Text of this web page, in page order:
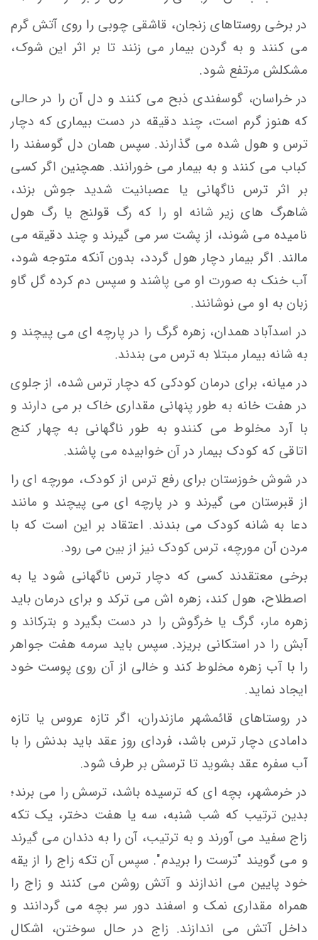
در برخی روستاهای زنجان، قاشقی چوبی را روی آتش گرم
می کنند و به گردن بیمار می زنند تا بر اثر این شوک،
مشکلش مرتفع شود.
در خراسان، گوسفندی ذبح می کنند و دل آن را در حالی
که هنوز گرم است، چند دقیقه در دست بیماری که دچار
ترس و هول شده می گذارند. سپس همان دل گوسفند را
کباب می کنند و به بیمار می خورانند. همچنین اگر کسی
بر اثر ترس ناگهانی یا عصبانیت شدید جوش بزند،
شاهرگ های زیر شانه او را که رگ قولنج یا رگ هول
نامیده می شوند، از پشت سر می گیرند و چند دقیقه می
مالند. اگر بیمار دچار هول گردد، بدون آنکه متوجه شود،
آب خنک به صورت او می پاشند و سپس دم کرده گل گاو
زبان به او می نوشانند.
در اسدآباد همدان، زهره گرگ را در پارچه ای می پیچند و
به شانه بیمار مبتلا به ترس می بندند.
در میانه، برای درمان کودکی که دچار ترس شده، از جلوی
در هفت خانه به طور پنهانی مقداری خاک بر می دارند و
با آرد مخلوط می کنندو به طور ناگهانی به چهار کنج
اتاقی که کودک بیمار در آن خوابیده می پاشند.
در شوش خوزستان برای رفع ترس از کودک، مورچه ای را
از قبرستان می گیرند و در پارچه ای می پیچند و مانند
دعا به شانه کودک می بندند. اعتقاد بر این است که با
مردن آن مورچه، ترس کودک نیز از بین می رود.
برخی معتقدند کسی که دچار ترس ناگهانی شود یا به
اصطلاح، هول کند، زهره اش می ترکد و برای درمان باید
زهره مار، گرگ یا خرگوش را در دست بگیرد و بترکاند و
آبش را در استکانی بریزد. سپس باید سرمه هفت جواهر
را با آب زهره مخلوط کند و خالی از آن روی پوست خود
ایجاد نماید.
در روستاهای قائمشهر مازندران، اگر تازه عروس یا تازه
دامادی دچار ترس باشد، فردای روز عقد باید بدنش را با
آب سفره عقد بشوید تا ترسش بر طرف شود.
در خرمشهر، بچه ای که ترسیده باشد، ترسش را می برند؛
بدین ترتیب که شب شنبه، سه یا هفت دختر، یک تکه
زاج سفید می آورند و به ترتیب، آن را به دندان می گیرند
و می گویند "ترست را بریدم". سپس آن تکه زاج را از یقه
خود پایین می اندازند و آتش روشن می کنند و زاج را
همراه مقداری نمک و اسفند دور سر بچه می گردانند و
داخل آتش می اندازند. زاج در حال سوختن، اشکال